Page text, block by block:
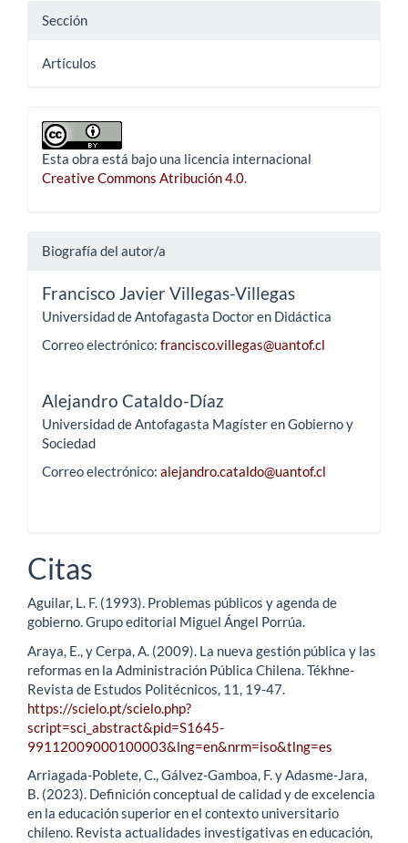
Sección
Artículos
Esta obra está bajo una licencia internacional
Creative Commons Atribución 4.0.
Biografía del autor/a
Francisco Javier Villegas-Villegas
Universidad de Antofagasta Doctor en Didáctica
Correo electrónico: francisco.villegas@uantof.cl
Alejandro Cataldo-Díaz
Universidad de Antofagasta Magíster en Gobierno y
Sociedad
Correo electrónico: alejandro.cataldo@uantof.cl
Citas
Aguilar, L. F. (1993). Problemas públicos y agenda de
gobierno. Grupo editorial Miguel Ángel Porrúa.
Araya, E., y Cerpa, A. (2009). La nueva gestión pública y las
reformas en la Administración Pública Chilena. Tékhne-
Revista de Estudos Politécnicos, 11, 19-47.
https://scielo.pt/scielo.php?
script=sci_abstract&pid=S1645-
99112009000100003&lng=en&nrm=iso&tlng=es
Arriagada-Poblete, C., Gálvez-Gamboa, F. y Adasme-Jara,
B. (2023). Definición conceptual de calidad y de excelencia
en la educación superior en el contexto universitario
chileno. Revista actualidades investigativas en educación,